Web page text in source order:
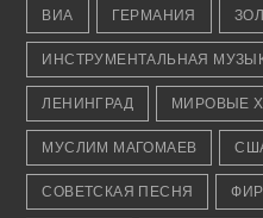
ВИА ГЕРМАНИЯ
ИНСТРУМЕНТАЛЬНАЯ
ЛЕНИНГРАД МИРОВЫЕ
МУСЛИМ МАГОМАЕВ
СОВЕТСКАЯ ПЕСНЯ